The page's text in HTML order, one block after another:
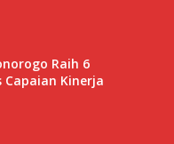
Raih 6
Capaian Kinerja